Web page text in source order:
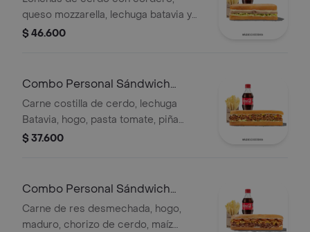
queso mozzarella, lechuga batavia y
salsa Qbano
$ 46.600
Combo Personal Sándwich
Pastor
Carne costilla de cerdo, lechuga
Batavia, hogo, pasta tomate, piña
calada asada, cebolla blanca, cilantro,
$ 37.600
Combo Personal Sándwich
Qumbia
Carne de res desmechada, hogo,
maduro, chorizo de cerdo, maíz